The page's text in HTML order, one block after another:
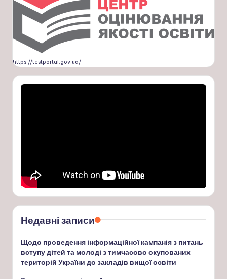
https://testportal.gov.ua/
Недавні записи
Щодо проведення інформаційної кампанія з питань
вступу дітей та молоді з тимчасово окупованих
територій України до закладів вищої освіти